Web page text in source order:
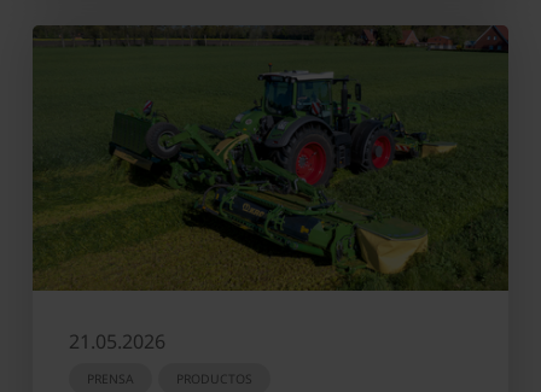
21.05.2026
PRENSA PRODUCTOS